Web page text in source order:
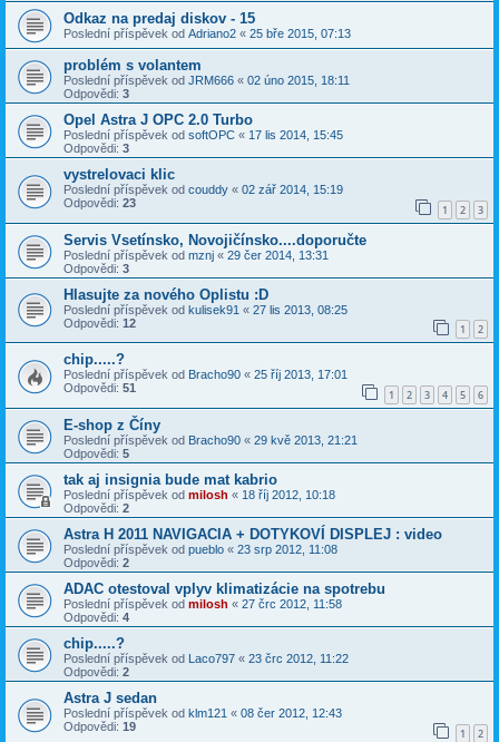
Odkaz na predaj diskov - 15
Poslední příspěvek od Adriano2 « 25 bře 2015, 07:13
problém s volantem
Poslední příspěvek od JRM666 « 02 úno 2015, 18:11
Odpovědi: 3
Opel Astra J OPC 2.0 Turbo
Poslední příspěvek od softOPC « 17 lis 2014, 15:45
Odpovědi: 3
vystrelovaci klic
Poslední příspěvek od couddy « 02 zář 2014, 15:19
Odpovědi: 23 1 2 3
Servis Vsetínsko, Novojičínsko....doporučte
Poslední příspěvek od mznj « 29 čer 2014, 13:31
Odpovědi: 3
Hlasujte za nového Oplistu :D
Poslední příspěvek od kulisek91 « 27 lis 2013, 08:25
Odpovědi: 12 1 2
chip.....?
Poslední příspěvek od Bracho90 « 25 říj 2013, 17:01
Odpovědi: 51 1 2 3 4 5 6
E-shop z Číny
Poslední příspěvek od Bracho90 « 29 kvě 2013, 21:21
Odpovědi: 5
tak aj insignia bude mat kabrio
Poslední příspěvek od milosh « 18 říj 2012, 10:18
Odpovědi: 2
Astra H 2011 NAVIGACIA + DOTYKOVÍ DISPLEJ : video
Poslední příspěvek od pueblo « 23 srp 2012, 11:08
Odpovědi: 2
ADAC otestoval vplyv klimatizácie na spotrebu
Poslední příspěvek od milosh « 27 črc 2012, 11:58
Odpovědi: 4
chip.....?
Poslední příspěvek od Laco797 « 23 črc 2012, 11:22
Odpovědi: 2
Astra J sedan
Poslední příspěvek od klm121 « 08 čer 2012, 12:43
Odpovědi: 19 1 2